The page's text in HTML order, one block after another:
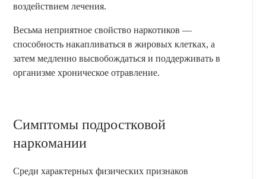
воздействием лечения.
Весьма неприятное свойство наркотиков —
способность накапливаться в жировых клетках, а
затем медленно высвобождаться и поддерживать в
организме хроническое отравление.
Симптомы подростковой
наркомании
Среди характерных физических признаков